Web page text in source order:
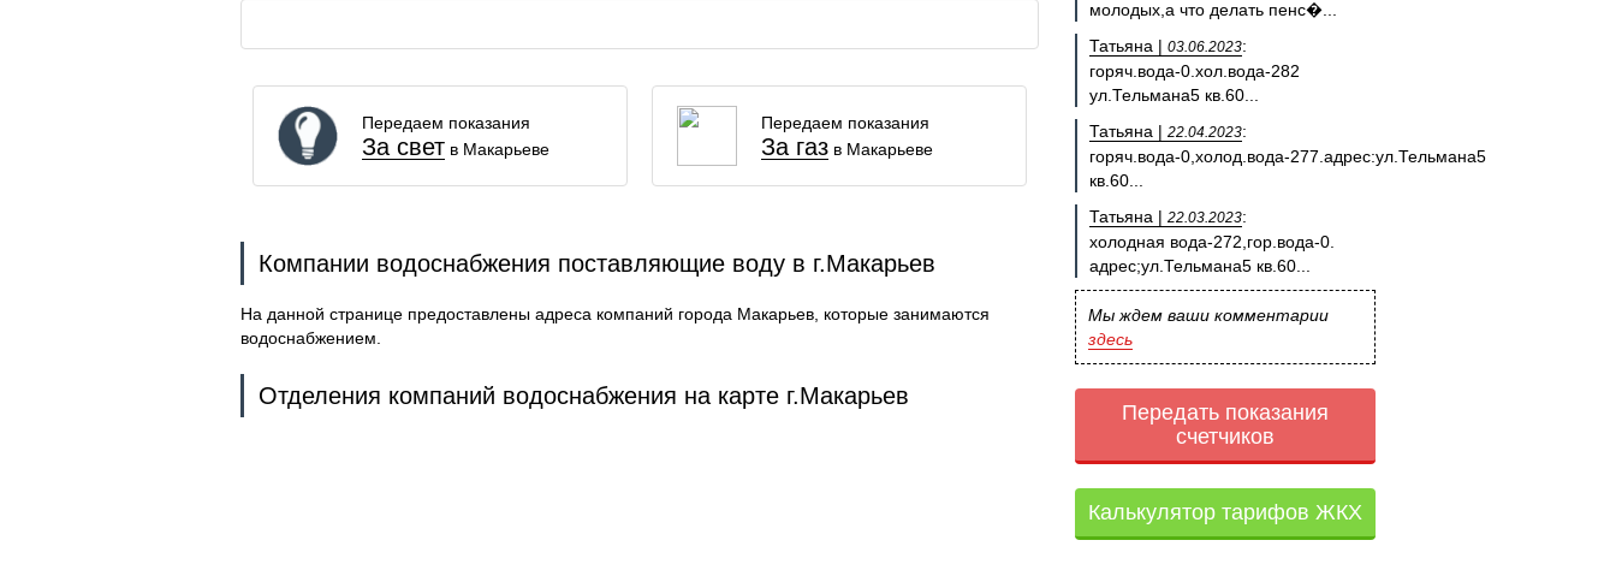
Передаем показания
За светв Макарьеве
Передаем показания
За газв Макарьеве
Компании водоснабжения поставляющие воду в г.Макарьев
На данной странице предоставлены адреса компаний города Макарьев, которые занимаются
водоснабжением.
Отделения компаний водоснабжения на карте г.Макарьев
молодых,а что делать пенс�...
Татьяна | 03.06.2023:
горяч.вода-0.хол.вода-282
ул.Тельмана5 кв.60...
Татьяна | 22.04.2023:
горяч.вода-0,холод.вода-277.адрес:ул.Тельмана5
кв.60...
Татьяна | 22.03.2023:
холодная вода-272,гор.вода-0.
адрес;ул.Тельмана5 кв.60...
Мы ждем ваши комментарии
здесь
Передать показания
счетчиков
Калькулятор тарифов ЖКХ